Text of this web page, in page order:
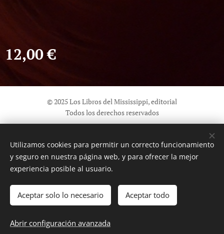
12,00€
Añadir a la cesta
© 2025 Los Libros del Mississippi, editorial
Todos los derechos reservados
Cookies
Idiomas
Utilizamos cookies para permitir un correcto funcionamiento
y seguro en nuestra página web, y para ofrecer la mejor
experiencia posible al usuario.
Aceptar solo lo necesario Aceptar todo
Abrir configuración avanzada